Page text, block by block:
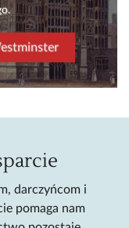
darczyńcom i
pomaga nam